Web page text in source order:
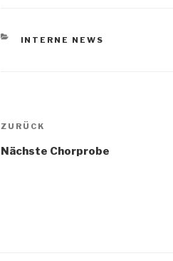
KATEGORIEN
INTERNE NEWS
Beitragsnavigation
Vorheriger
ZURÜCK
Nächste Chorprobe